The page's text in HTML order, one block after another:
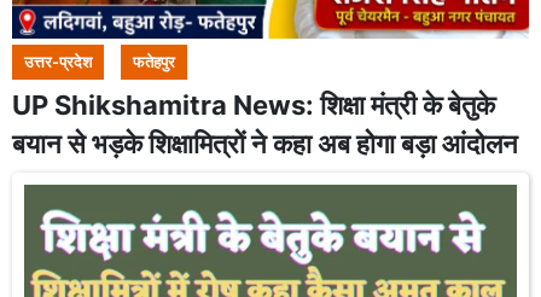
उत्तर-प्रदेश फतेहपुर
UP Shikshamitra News: शिक्षा मंत्री के बेतुके
बयान से भड़के शिक्षामित्रों ने कहा अब होगा बड़ा आंदोलन